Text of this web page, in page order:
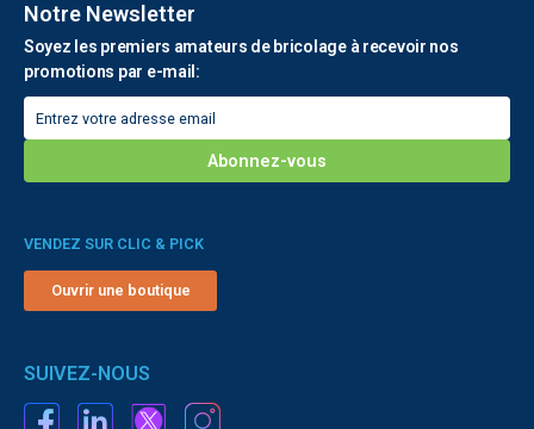
Notre Newsletter
Soyez les premiers amateurs de bricolage à recevoir nos
promotions par e-mail:
VENDEZ SUR CLIC & PICK
Ouvrir une boutique
SUIVEZ-NOUS